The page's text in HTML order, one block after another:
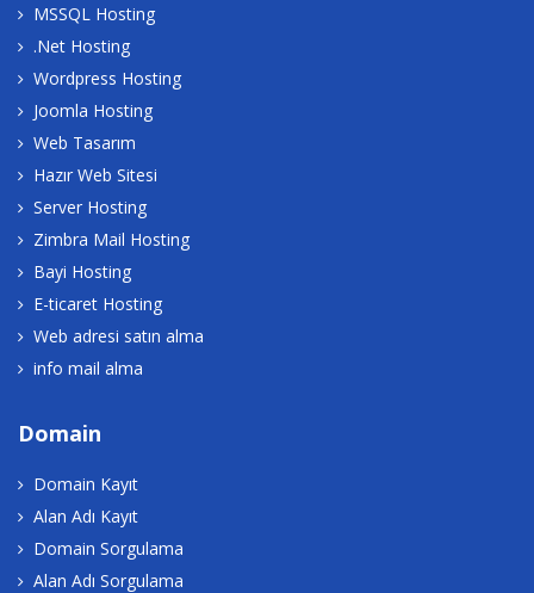
MSSQL Hosting
.Net Hosting
Wordpress Hosting
Joomla Hosting
Web Tasarım
Hazır Web Sitesi
Server Hosting
Zimbra Mail Hosting
Bayi Hosting
E-ticaret Hosting
Web adresi satın alma
info mail alma
Domain
Domain Kayıt
Alan Adı Kayıt
Domain Sorgulama
Alan Adı Sorgulama